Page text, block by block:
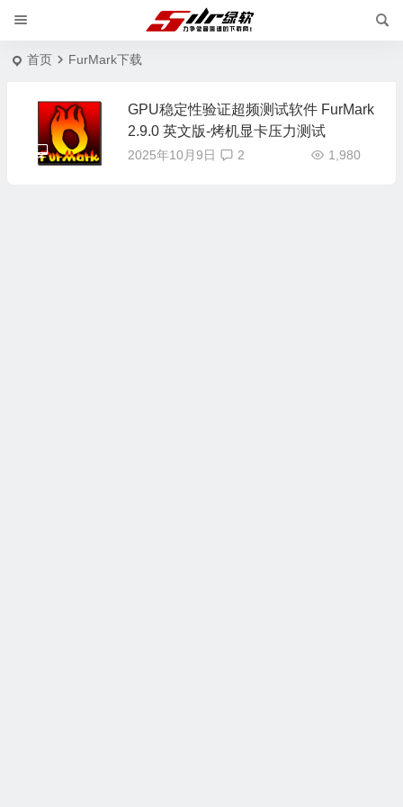
首页 FurMark下载
GPU稳定性验证超频测试软件 FurMark
2.9.0 英文版-烤机显卡压力测试
2025年10月9日 1,980
2